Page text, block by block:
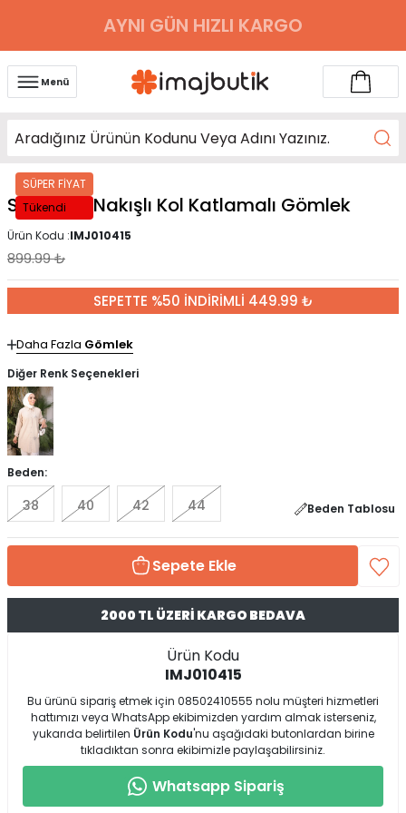
AYNI GÜN HIZLI KARGO
Menü
SÜPER FİYAT
Tükendi
Siyah Pul Nakışlı Kol Katlamalı Gömlek
Ürün Kodu :IMJ010415
899.99₺
SEPETTE %50 İNDİRİMLİ 449.99 ₺
Daha Fazla Gömlek
Diğer Renk Seçenekleri
Beden:
38 40 42 44 Beden Tablosu
Sepete Ekle
2000 TL ÜZERİ KARGO BEDAVA
Ürün Kodu
IMJ010415
Bu ürünü sipariş etmek için 08502410555 nolu müşteri hizmetleri
hattımızı veya WhatsApp ekibimizden yardım almak isterseniz,
yukarıda belirtilen Ürün Kodu'nu aşağıdaki butonlardan birine
tıkladıktan sonra ekibimizle paylaşabilirsiniz.
Whatsapp Sipariş